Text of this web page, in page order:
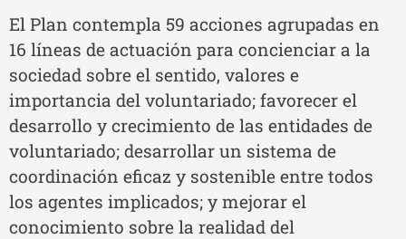
El Plan contempla 59 acciones agrupadas en
16 líneas de actuación para concienciar a la
sociedad sobre el sentido, valores e
importancia del voluntariado; favorecer el
desarrollo y crecimiento de las entidades de
voluntariado; desarrollar un sistema de
coordinación eficaz y sostenible entre todos
los agentes implicados; y mejorar el
conocimiento sobre la realidad del